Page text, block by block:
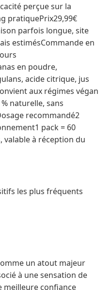
perçue sur la
pratiquePrix29,99€
parfois longue, site
estimésCommande en
en poudre,
acide citrique, jus
aux régimes végan
naturelle, sans
recommandé2
pack = 60
valable à réception du
les plus fréquents
un atout majeur
à une sensation de
confiance